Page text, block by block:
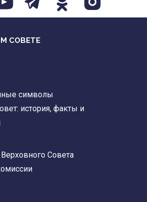
СОВЕТЕ
символы
история, факты и
Совета